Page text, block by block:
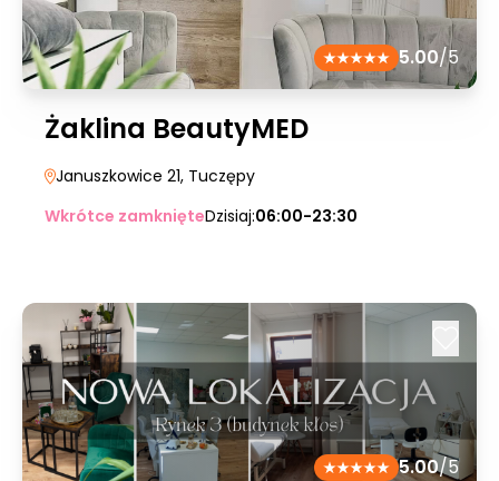
5.00/5
Żaklina BeautyMED
Januszkowice 21, Tuczępy
Wkrótce zamknięteDzisiaj:06:00-23:30
5.00/5